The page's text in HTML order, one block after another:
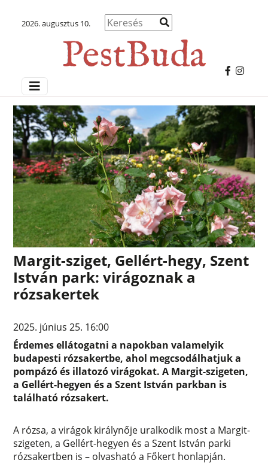
2026. augusztus 10.
Margit-sziget, Gellért-hegy, Szent
István park: virágoznak a
rózsakertek
2025. június 25. 16:00
Érdemes ellátogatni a napokban valamelyik
budapesti rózsakertbe, ahol megcsodálhatjuk a
pompázó és illatozó virágokat. A Margit-szigeten,
a Gellért-hegyen és a Szent István parkban is
található rózsakert.
A rózsa, a virágok királynője uralkodik most a Margit-
szigeten, a Gellért-hegyen és a Szent István parki
rózsakertben is – olvasható a Főkert honlapján.